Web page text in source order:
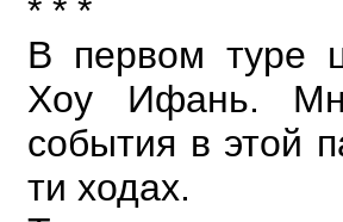
* * *
В первом туре
Хоу Ифань.
события в этой
ти ходах.